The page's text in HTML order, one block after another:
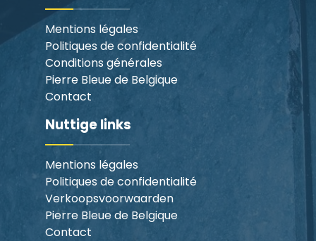
Mentions légales
Politiques de confidentialité
Conditions générales
Pierre Bleue de Belgique
Contact
Nuttige links
Mentions légales
Politiques de confidentialité
Verkoopsvoorwaarden
Pierre Bleue de Belgique
Contact